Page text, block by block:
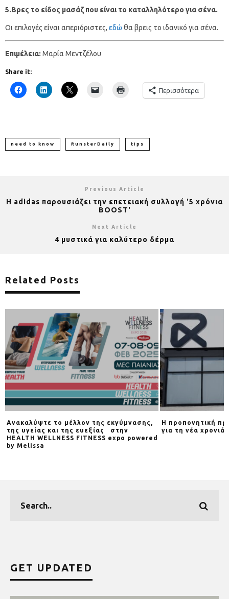
5.Βρες το είδος μασάζ που είναι το καταλληλότερο για σένα.
Οι επιλογές είναι απεριόριστες, εδώ θα βρεις το ιδανικό για σένα.
Eπιμέλεια: Μαρία Μεντζέλου
Share it:
Περισσότερα
need to know RunsterDaily tips
Previous Article
Η adidas παρουσιάζει την επετειακή συλλογή '5 χρόνια
BOOST'
Next Article
4 μυστικά για καλύτερο δέρμα
Related Posts
Ανακαλύψτε το μέλλον της εκγύμνασης,
της υγείας και της ευεξίας στην
HEALTH WELLNESS FITNESS expo powered
by Melissa
Η προπονητική
για τη νέα χρονιά
GET UPDATED